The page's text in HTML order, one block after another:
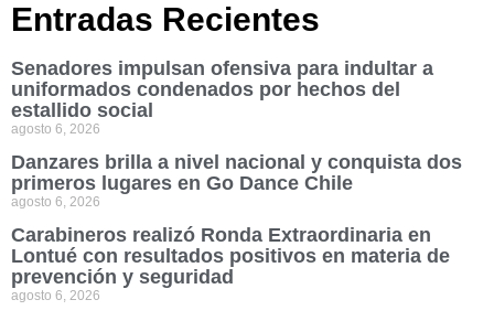
Entradas Recientes
Senadores impulsan ofensiva para indultar a
uniformados condenados por hechos del
estallido social
agosto 6, 2026
Danzares brilla a nivel nacional y conquista dos
primeros lugares en Go Dance Chile
agosto 6, 2026
Carabineros realizó Ronda Extraordinaria en
Lontué con resultados positivos en materia de
prevención y seguridad
agosto 6, 2026